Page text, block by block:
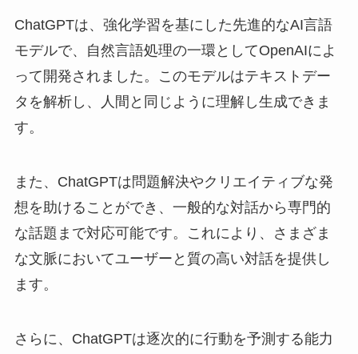
ChatGPTは、強化学習を基にした先進的なAI言語
モデルで、自然言語処理の一環としてOpenAIによ
って開発されました。このモデルはテキストデー
タを解析し、人間と同じように理解し生成できま
す。
また、ChatGPTは問題解決やクリエイティブな発
想を助けることができ、一般的な対話から専門的
な話題まで対応可能です。これにより、さまざま
な文脈においてユーザーと質の高い対話を提供し
ます。
さらに、ChatGPTは逐次的に行動を予測する能力